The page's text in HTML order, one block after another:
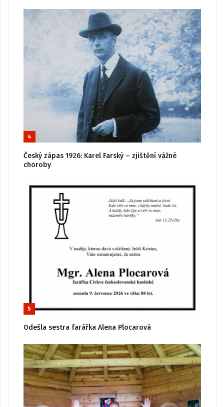
4
Český zápas 1926: Karel Farský – zjištění vážné
choroby
5
Odešla sestra farářka Alena Plocarová